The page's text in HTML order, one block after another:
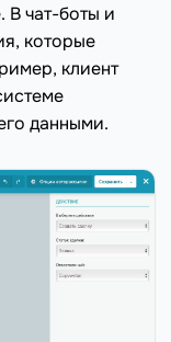
В чат-боты и
которые
клиент
данными.